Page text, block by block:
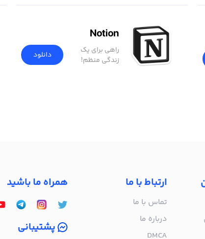
Notion
راهی برای یک
زندگی منظم!
دانلود
ارتباط با ما
تماس با ما
درباره‌ ما
DMCA
همراه ما باشید
پشتیبانی